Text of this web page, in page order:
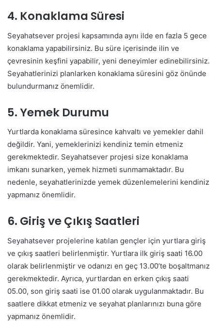
4. Konaklama Süresi
Seyahatsever projesi kapsamında aynı ilde en fazla 5 gece
konaklama yapabilirsiniz. Bu süre içerisinde ilin ve
çevresinin keşfini yapabilir, yeni deneyimler edinebilirsiniz.
Seyahatlerinizi planlarken konaklama süresini göz önünde
bulundurmanız önemlidir.
5. Yemek Durumu
Yurtlarda konaklama süresince kahvaltı ve yemekler dahil
değildir. Yani, yemeklerinizi kendiniz temin etmeniz
gerekmektedir. Seyahatsever projesi size konaklama
imkanı sunarken, yemek hizmeti sunmamaktadır. Bu
nedenle, seyahatlerinizde yemek düzenlemelerini kendiniz
yapmanız önemlidir.
6. Giriş ve Çıkış Saatleri
Seyahatsever projelerine katılan gençler için yurtlara giriş
ve çıkış saatleri belirlenmiştir. Yurtlara ilk giriş saati 16.00
olarak belirlenmiştir ve odanızı en geç 13.00’te boşaltmanız
gerekmektedir. Ayrıca, yurtlardan en erken çıkış saati
05.00, son giriş saati ise 01.00 olarak uygulanmaktadır. Bu
saatlere dikkat etmeniz ve seyahat planlarınızı buna göre
yapmanız önemlidir.